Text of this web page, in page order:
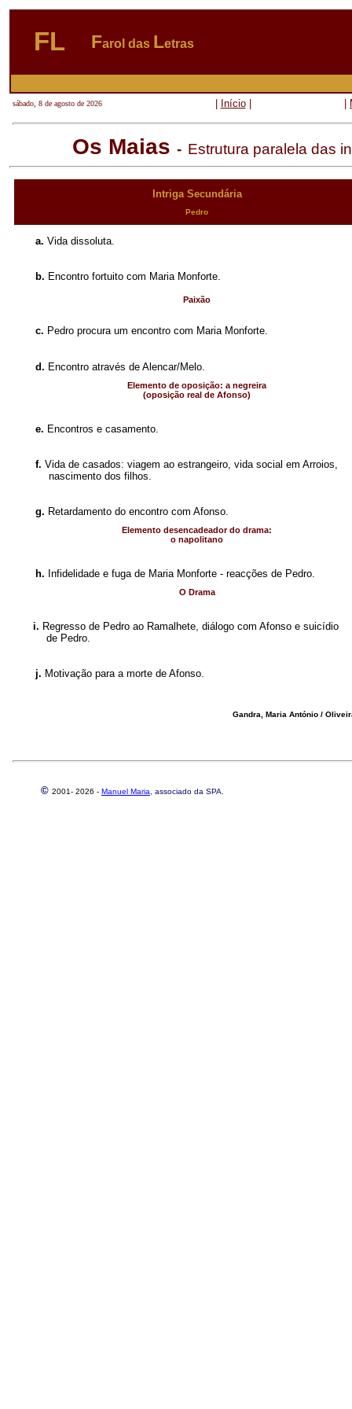
FL Farol das Letras
sábado, 8 de agosto de 2026 Início|
Os Maias - Estrutura paralela das
Intriga Secundária
Pedro
a. Vida dissoluta.
b. Encontro fortuito com Maria Monforte.
Paixão
c. Pedro procura um encontro com Maria Monforte.
d. Encontro através de Alencar/Melo.
Elemento de oposição: a negreira
(oposição real de Afonso)
e. Encontros e casamento.
f. Vida de casados: viagem ao estrangeiro, vida social em Arroios,
nascimento dos filhos.
g. Retardamento do encontro com Afonso.
Elemento desencadeador do drama:
o napolitano
h. Infidelidade e fuga de Maria Monforte - reacções de Pedro.
O Drama
i. Regresso de Pedro ao Ramalhete, diálogo com Afonso e suicídio
de Pedro.
j. Motivação para a morte de Afonso.
Gandra, Maria António /
© 2001- 2026 - Manuel Maria , associado da SPA.